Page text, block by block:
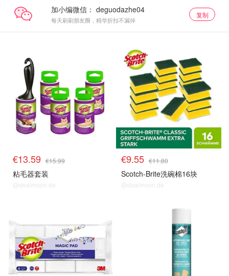
加小编微信：
每天刷刷朋友圈，精华折扣不漏掉
复制
€13.59 €15.99
粘毛器套装
@dealmoon.de
€9.55 €11.80
Scotch-Brite洗碗棉16块
@dealmoon.de